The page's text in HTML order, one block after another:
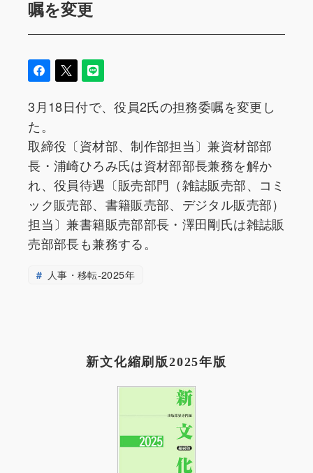
嘱を変更
3月18日付で、役員2氏の担務委嘱を変更し
た。
取締役〔資材部、制作部担当〕兼資材部部
長・浦崎ひろみ氏は資材部部長兼務を解か
れ、役員待遇〔販売部門（雑誌販売部、コミ
ック販売部、書籍販売部、デジタル販売部）
担当〕兼書籍販売部部長・澤田剛氏は雑誌販
売部部長も兼務する。
人事・移転-2025年
新文化縮刷版2025年版